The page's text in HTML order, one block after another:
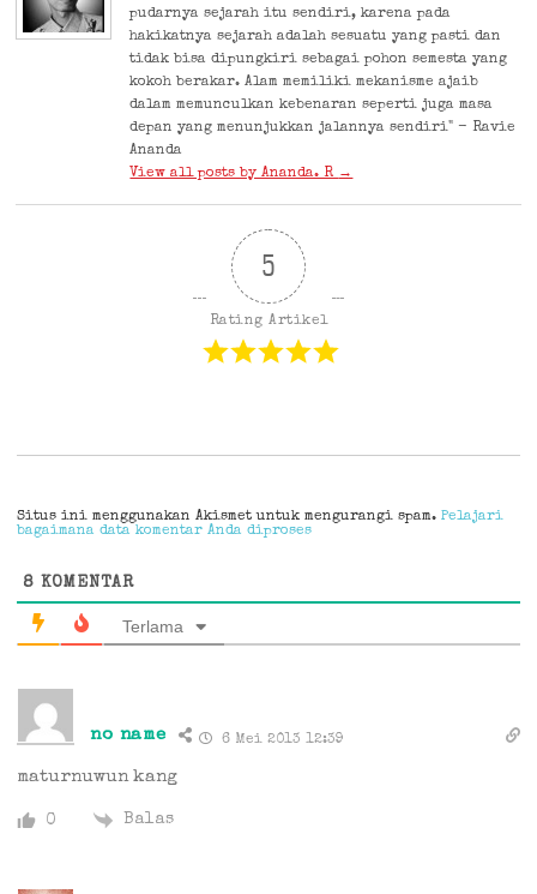
pudarnya sejarah itu sendiri, karena pada
hakikatnya sejarah adalah sesuatu yang pasti dan
tidak bisa dipungkiri sebagai pohon semesta yang
kokoh berakar. Alam memiliki mekanisme ajaib
dalam memunculkan kebenaran seperti juga masa
depan yang menunjukkan jalannya sendiri" - Ravie
Ananda
View all posts by Ananda. R →
5
Rating Artikel
Situs ini menggunakan Akismet untuk mengurangi spam.Pelajari
bagaimana data komentar Anda diproses
8 KOMENTAR
Terlama
no name 6 Mei 2013 12:39
maturnuwun kang
0 Balas